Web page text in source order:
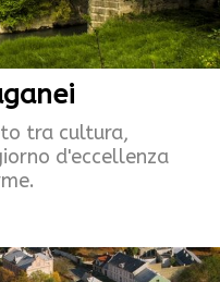
tra cultura,
d'eccellenza